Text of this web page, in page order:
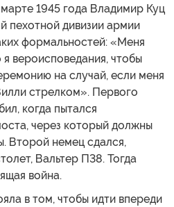
1945 года Владимир Куц
пехотной дивизии армии
формальностей: «Меня
вероисповедания, чтобы
на случай, если меня
стрелком». Первого
когда пытался
через который должны
Второй немец сдался,
Вальтер П38. Тогда
война.
в том, чтобы идти впереди